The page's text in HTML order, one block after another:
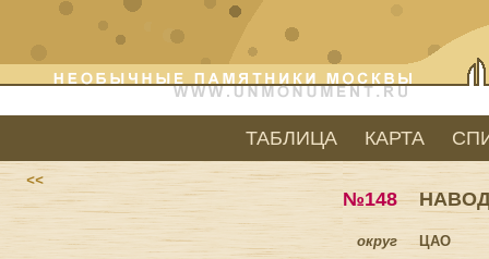
ТАБЛИЦА КАРТА
<<
№148
округ
ЦАО